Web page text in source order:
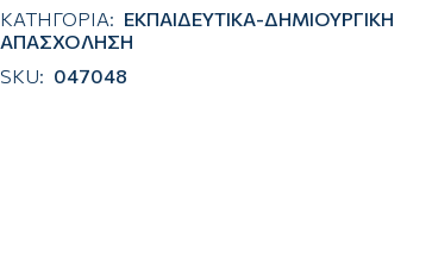
ΚΑΤΗΓΟΡΙΑ: ΕΚΠΑΙΔΕΥΤΙΚΑ-ΔΗΜΙΟΥΡΓΙΚΗ
ΑΠΑΣΧΟΛΗΣΗ
SKU: 047048